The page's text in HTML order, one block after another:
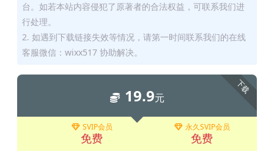
台。如若本站内容侵犯了原著者的合法权益，可联系我们进
行处理。
2. 如遇到下载链接失效等情况，请第一时间联系我们的在线
客服微信：wixx517 协助解决。
下载
19.9元
SVIP会员
免费
永久SVIP会员
免费